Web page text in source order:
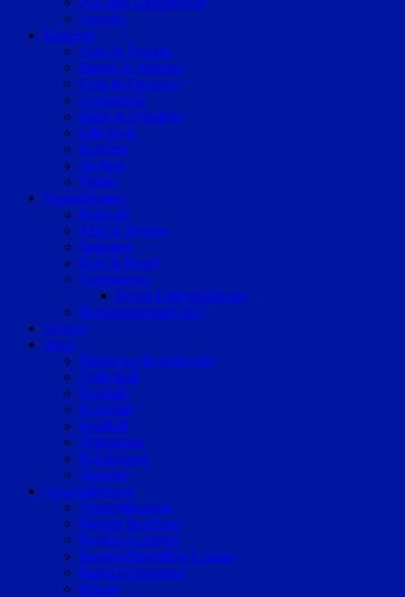
Verkehr
Ratgeber
Auto & Verkehr
Bauen & Wohnen
Geld & Finanzen
Gesundheit
Reise & Erholung
Life-Style
Karriere
Technik
Wetter
Sonderthemen
Podcasts
Kids & Teenies
Senioren
Katz & Hund
Valentinstag
Meine Liebeserklärung
Bundestagswahl 2017
Vereine
Sport
Eishockey/Inlinehockey
Volleyball
Fussball
Handball
Football
Trabrennen
Kampfsport
Sonstige
Veranstaltungen
Veranstaltungen
Region Straubing
Region Landshut
Region Dingolfing-Landau
Raum Deggendorf
Bluval